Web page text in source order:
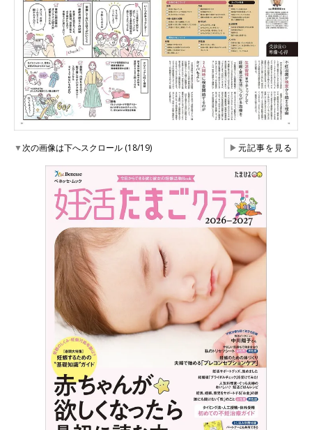
▼次の画像は下へスクロール (18/19) ▶元記事を見る